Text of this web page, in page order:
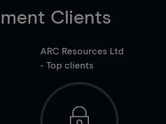
Clients
ARC Resources Ltd
- Top clients